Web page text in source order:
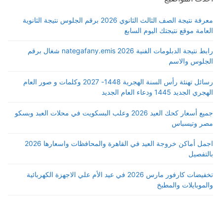
معرفة نتيجة الصف الثالث الثانوي 2026 برقم الجلوس نتيجة الثانوية
العامة موقع نتيجتك اليوم السابع
رابط نتيجة الدبلومات الفنية 2026 nategafany.emis شغال برقم
الجلوس والاسم
رسائل تهنئة رأس السنة الهجرية 1448- 2027 وكلمات و صور العام
الهجري الجديد 1445 ودعاء العام الجديد
جميع أسعار كحك العيد 2026 وعلب البسكويت في محلات العبد وبسكو
مصر وتيسباس
اجمل أماكن خروجة العيد في القاهرة والمحافظات واسعارها 2026
بالتفصيل
تخفيضات كارفور مارس 2026 في عيد الأم علي الاجهزة الكهربائية
والموبايلات والمطبخ